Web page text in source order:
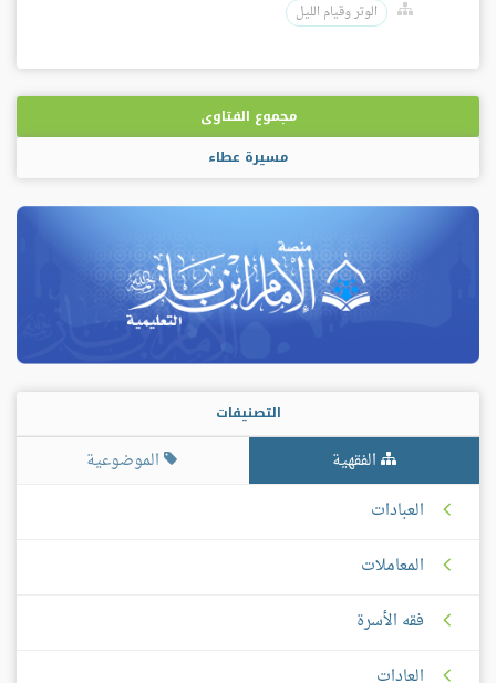
الوتر وقيام الليل
مجموع الفتاوى
مسيرة عطاء
التصنيفات
الفقهية
الموضوعية
العبادات
المعاملات
فقه الأسرة
العادات